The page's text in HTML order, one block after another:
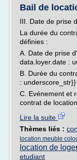
Bail de
III. Date de prise
La durée du
définies :
A. Date de prise
data.loyer.date :
B. Durée du
: underscore_str}}
C. Evénement et
contrat de location
Lire la suite
Thèmes liés :
location meuble
location de
etudiant